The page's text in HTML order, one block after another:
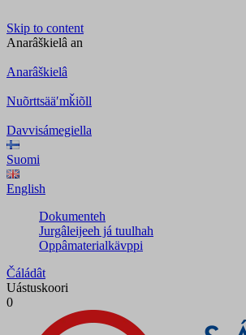
Skip to content
Anarâškielâ an
Anarâškielâ
Nuõrttsääʹmǩiõll
Davvisámegiella
Suomi
English
Dokumenteh
Jurgâleijeeh já tuulhah
Oppâmaterialkävppi
Čáládât
Uástuskoori
0